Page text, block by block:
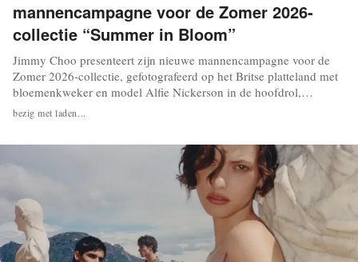
mannencampagne voor de Zomer 2026-
collectie “Summer in Bloom”
Jimmy Choo presenteert zijn nieuwe mannencampagne voor de
Zomer 2026-collectie, gefotografeerd op het Britse platteland met
bloemenkweker en model Alfie Nickerson in de hoofdrol,
vergezeld door zijn teckel Wolfie. ‘Summer in Bloom’ is een
voortzetting van het ‘Creators’-verhaal uit de Lente 2026-
bezig met laden...